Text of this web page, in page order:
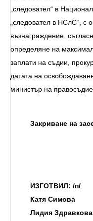
„следовател“ в
„следовател в НСлС“, с
възнаграждение,
определяне на
заплати на съдии,
датата на
министър на
Закриване на
ИЗГОТВИЛ: /п/:
Катя Симова
Лидия Здравкова